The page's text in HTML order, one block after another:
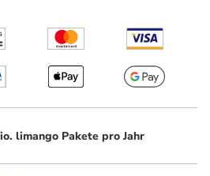
limango Pakete pro Jahr